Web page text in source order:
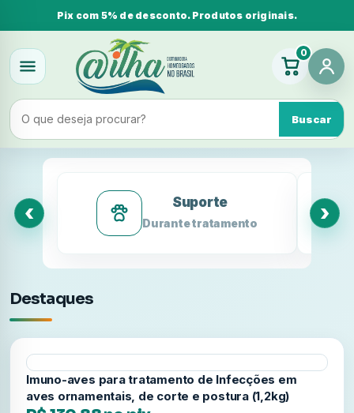
Pix com 5% de desconto. Produtos originais.
Buscar
0
‹ Suporte
Durante tratamento ›
Destaques
Imuno-aves para tratamento de Infecções em
aves ornamentais, de corte e postura (1,2kg)